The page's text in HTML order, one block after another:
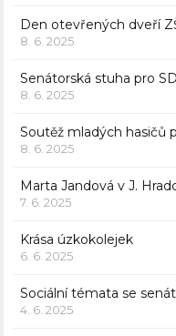
Den otevřených dveří
8. 6. 2025
Senátorská stuha pro
8. 6. 2025
Soutěž mladých hasičů
8. 6. 2025
Marta Jandová v J.
7. 6. 2025
Krása úzkokolejek
6. 6. 2025
Sociální témata se
4. 6. 2025